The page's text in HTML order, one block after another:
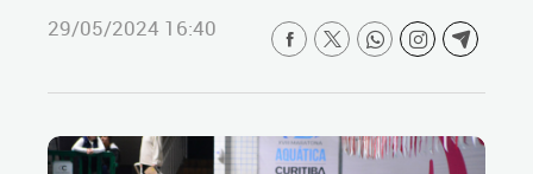
29/05/2024 16:40